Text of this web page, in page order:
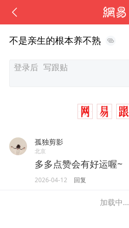
不是亲生的根本养不熟
孤独剪影
北京
多多点赞会有好运喔~
2026-04-12 回复
加载中...